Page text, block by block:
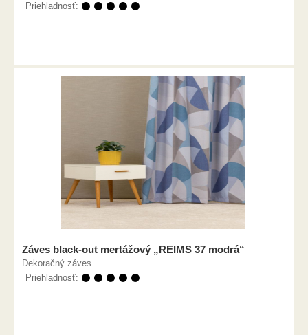
Priehladnosť: ⚫ ⚫ ⚫ ⚫ ⚫
Záves black-out mertážový „REIMS 37 modrá“
Dekoračný záves
Priehladnosť: ⚫ ⚫ ⚫ ⚫ ⚫